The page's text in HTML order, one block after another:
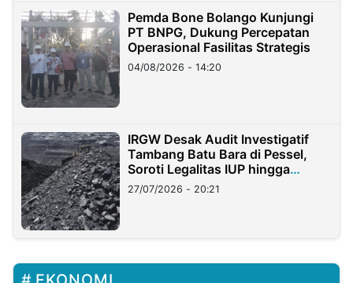
Pemda Bone Bolango Kunjungi
PT BNPG, Dukung Percepatan
Operasional Fasilitas Strategis
04/08/2026 - 14:20
IRGW Desak Audit Investigatif
Tambang Batu Bara di Pessel,
Soroti Legalitas IUP hingga
Stockpile
27/07/2026 - 20:21